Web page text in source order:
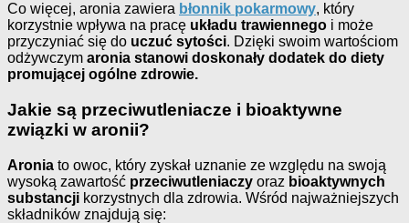
Co więcej, aronia zawiera błonnik pokarmowy, który
korzystnie wpływa na pracę układu trawiennego i może
przyczyniać się do uczuć sytości. Dzięki swoim wartościom
odżywczym aronia stanowi doskonały dodatek do diety
promującej ogólne zdrowie.
Jakie są przeciwutleniacze i bioaktywne
związki w aronii?
Aronia to owoc, który zyskał uznanie ze względu na swoją
wysoką zawartość przeciwutleniaczy oraz bioaktywnych
substancji korzystnych dla zdrowia. Wśród najważniejszych
składników znajdują się: